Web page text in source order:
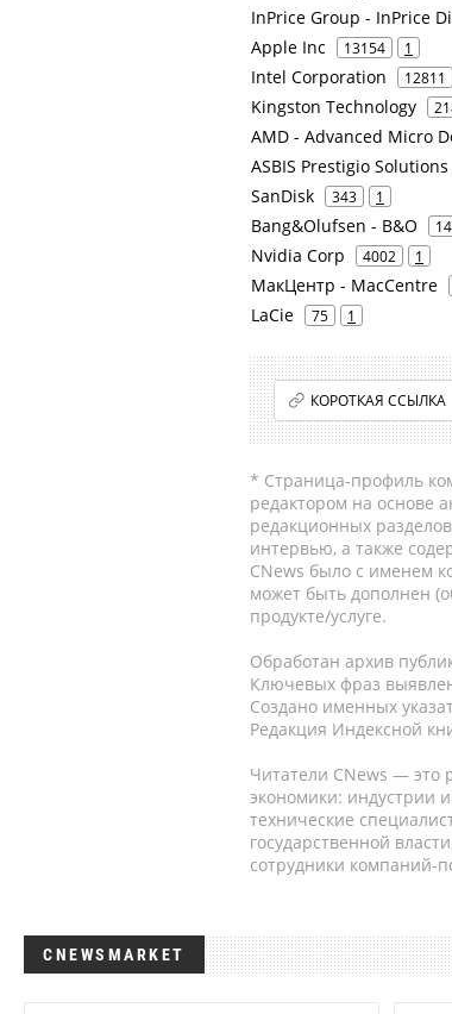
InPrice Group - InPrice
Apple Inc 13154 1
Intel Corporation 12811
Kingston Technology
AMD - Advanced Micro
ASBIS Prestigio
SanDisk 343 1
Bang&Olufsen - B&O
Nvidia Corp 4002 1
МакЦентр - MacCentre
LaCie 75 1
КОРОТКАЯ ССЫЛКА
* Страница-профиль
редактором на основе
редакционных
интервью, а также
CNews было с именем
может быть дополнен
продукте/услуге.
Обработан архив
Ключевых фраз
Создано именных
Редакция Индексной
Читатели CNews — это
экономики: индустрии
технические
государственной
сотрудники компаний-
CNEWSMARKET